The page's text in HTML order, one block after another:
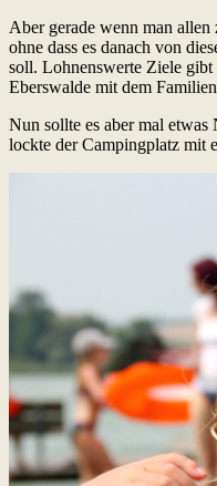
Aber gerade wenn man
ohne dass es danach von
soll. Lohnenswerte Ziele
Eberswalde mit dem
Nun sollte es aber mal etwas
lockte der Campingplatz mit